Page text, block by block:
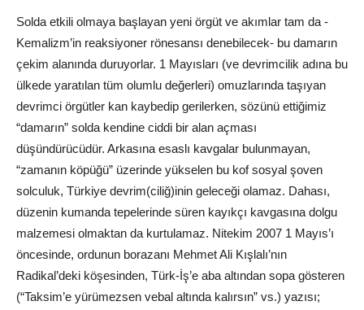
Solda etkili olmaya başlayan yeni örgüt ve akımlar tam da -
Kemalizm’in reaksiyoner rönesansı denebilecek- bu damarın
çekim alanında duruyorlar. 1 Mayısları (ve devrimcilik adına bu
ülkede yaratılan tüm olumlu değerleri) omuzlarında taşıyan
devrimci örgütler kan kaybedip gerilerken, sözünü ettiğimiz
“damarın” solda kendine ciddi bir alan açması
düşündürücüdür. Arkasına esaslı kavgalar bulunmayan,
“zamanın köpüğü” üzerinde yükselen bu kof sosyal şoven
solculuk, Türkiye devrim(ciliğ)inin geleceği olamaz. Dahası,
düzenin kumanda tepelerinde süren kayıkçı kavgasına dolgu
malzemesi olmaktan da kurtulamaz. Nitekim 2007 1 Mayıs’ı
öncesinde, ordunun borazanı Mehmet Ali Kışlalı’nın
Radikal’deki köşesinden, Türk-İş’e aba altından sopa gösteren
(“Taksim’e yürümezsen vebal altında kalırsın” vs.) yazısı;